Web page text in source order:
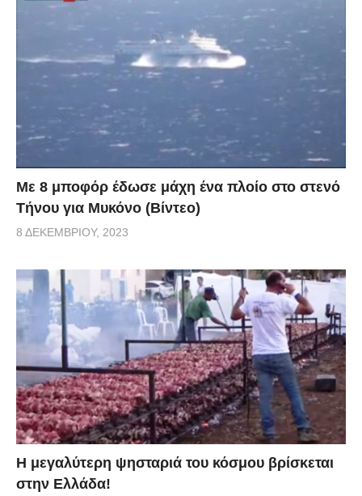
Με 8 μποφόρ έδωσε μάχη ένα πλοίο στο στενό
Τήνου για Μυκόνο (Βίντεο)
8 ΔΕΚΕΜΒΡΊΟΥ, 2023
Η μεγαλύτερη ψησταριά του κόσμου βρίσκεται
στην Ελλάδα!